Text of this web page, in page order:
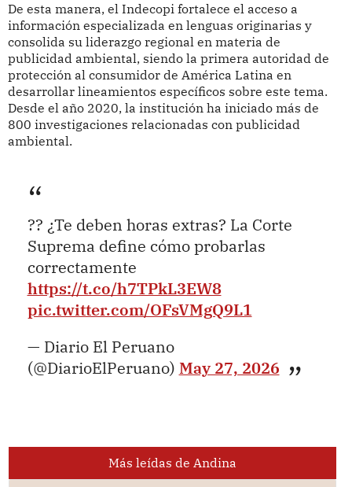
De esta manera, el Indecopi fortalece el acceso a
información especializada en lenguas originarias y
consolida su liderazgo regional en materia de
publicidad ambiental, siendo la primera autoridad de
protección al consumidor de América Latina en
desarrollar lineamientos específicos sobre este tema.
Desde el año 2020, la institución ha iniciado más de
800 investigaciones relacionadas con publicidad
ambiental.
?? ¿Te deben horas extras? La Corte
Suprema define cómo probarlas
correctamente
https://t.co/h7TPkL3EW8
pic.twitter.com/OFsVMgQ9L1
— Diario El Peruano
(@DiarioElPeruano) May 27, 2026
Más leídas de Andina